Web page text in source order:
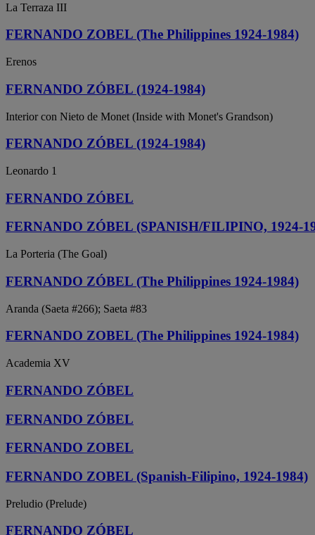
La Terraza III
FERNANDO ZOBEL (The Philippines 1924-1984)
Erenos
FERNANDO ZÓBEL (1924-1984)
Interior con Nieto de Monet (Inside with Monet's Grandson)
FERNANDO ZÓBEL (1924-1984)
Leonardo 1
FERNANDO ZÓBEL
FERNANDO ZÓBEL (SPANISH/FILIPINO, 1924-
La Porteria (The Goal)
FERNANDO ZÓBEL (The Philippines 1924-1984)
Aranda (Saeta #266); Saeta #83
FERNANDO ZOBEL (The Philippines 1924-1984)
Academia XV
FERNANDO ZÓBEL
FERNANDO ZÓBEL
FERNANDO ZOBEL
FERNANDO ZOBEL (Spanish-Filipino, 1924-1984)
Preludio (Prelude)
FERNANDO ZÓBEL